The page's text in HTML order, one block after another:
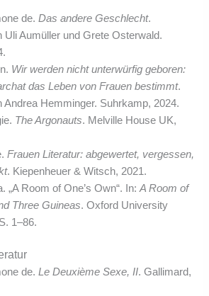
de. Das andere Geschlecht.
Uli Aumüller und Grete Osterwald.
Wir werden nicht unterwürfig geboren:
das Leben von Frauen bestimmt.
Andrea Hemminger. Suhrkamp, 2024.
The Argonauts. Melville House UK,
Frauen Literatur: abgewertet, vergessen,
. Kiepenheuer & Witsch, 2021.
„A Room of One’s Own“. In: A Room of
Three Guineas. Oxford University
1–86.
de. Le Deuxième Sexe, II. Gallimard,